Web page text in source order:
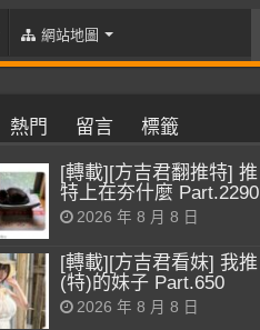
網站地圖
熱門 留言 標籤
[轉載][方吉君翻推特] 推
特上在夯什麼 Part.2290
2026 年 8 月 8 日
[轉載][方吉君看妹] 我推
(特)的妹子 Part.650
2026 年 8 月 8 日